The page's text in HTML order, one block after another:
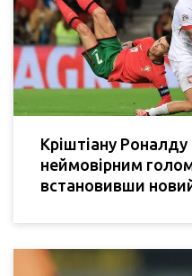
Кріштіану Роналду
неймовірним голом
встановивши